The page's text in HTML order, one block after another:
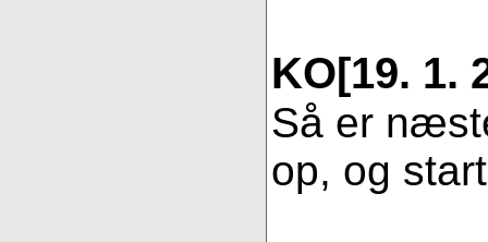
KO[19. 1.
Så er
op, og